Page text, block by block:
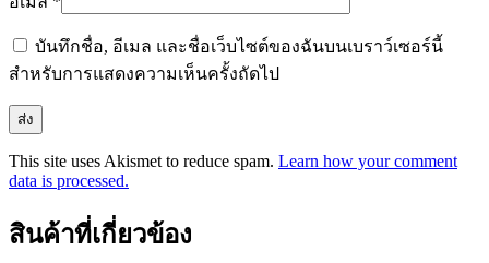
บันทึกชื่อ, อีเมล และชื่อเว็บไซต์ของฉันบนเบราว์เซอร์นี้
สำหรับการแสดงความเห็นครั้งถัดไป
This site uses Akismet to reduce spam. Learn how your comment
data is processed.
สินค้าที่เกี่ยวข้อง